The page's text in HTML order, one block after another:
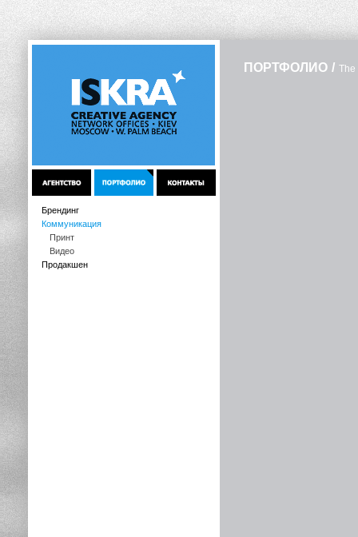
Брендинг
Коммуникация
Принт
Видео
Продакшен
ПОРТФОЛИО / The